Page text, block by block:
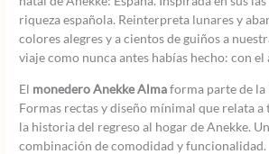
riqueza española. Reinterpreta lunares y
colores alegres y a cientos de guiños a
viaje como nunca antes habías hecho: con el
El monedero Anekke Almaforma parte de
Formas rectas y diseño mínimal que relata a
la historia del regreso al hogar de Anekke.
combinación de comodidad y funcionalidad.